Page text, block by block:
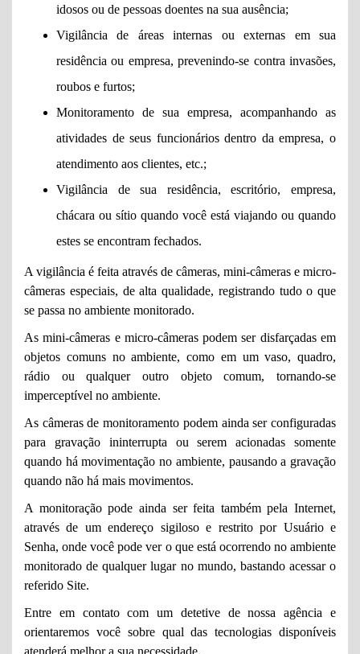
idosos ou de pessoas doentes na sua ausência;
Vigilância de áreas internas ou externas em sua
residência ou empresa, prevenindo-se contra invasões,
roubos e furtos;
Monitoramento de sua empresa, acompanhando as
atividades de seus funcionários dentro da empresa, o
atendimento aos clientes, etc.;
Vigilância de sua residência, escritório, empresa,
chácara ou sítio quando você está viajando ou quando
estes se encontram fechados.
A vigilância é feita através de câmeras, mini-câmeras e micro-
câmeras especiais, de alta qualidade, registrando tudo o que
se passa no ambiente monitorado.
As mini-câmeras e micro-câmeras podem ser disfarçadas em
objetos comuns no ambiente, como em um vaso, quadro,
rádio ou qualquer outro objeto comum, tornando-se
imperceptível no ambiente.
As câmeras de monitoramento podem ainda ser configuradas
para gravação ininterrupta ou serem acionadas somente
quando há movimentação no ambiente, pausando a gravação
quando não há mais movimentos.
A monitoração pode ainda ser feita também pela Internet,
através de um endereço sigiloso e restrito por Usuário e
Senha, onde você pode ver o que está ocorrendo no ambiente
monitorado de qualquer lugar no mundo, bastando acessar o
referido Site.
Entre em contato com um detetive de nossa agência e
orientaremos você sobre qual das tecnologias disponíveis
atenderá melhor a sua necessidade.